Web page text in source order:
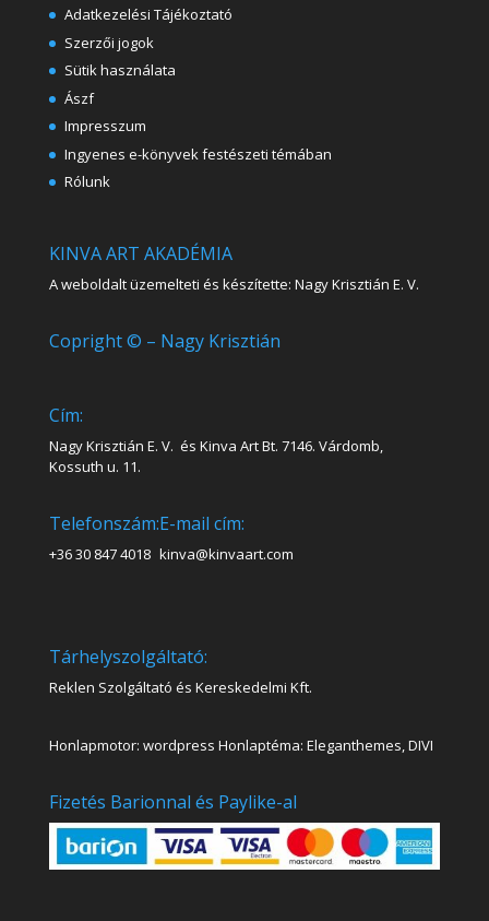
Adatkezelési Tájékoztató
Szerzői jogok
Sütik használata
Ászf
Impresszum
Ingyenes e-könyvek festészeti témában
Rólunk
KINVA ART AKADÉMIA
A weboldalt üzemelteti és készítette: Nagy Krisztián E. V.
Copright © – Nagy Krisztián
Cím:
Nagy Krisztián E. V. és Kinva Art Bt. 7146. Várdomb,
Kossuth u. 11.
Telefonszám:
+36 30 847 4018
E-mail cím:
kinva@kinvaart.com
Tárhelyszolgáltató:
Reklen Szolgáltató és Kereskedelmi Kft.
Honlapmotor: wordpress Honlaptéma: Eleganthemes, DIVI
Fizetés Barionnal és Paylike-al